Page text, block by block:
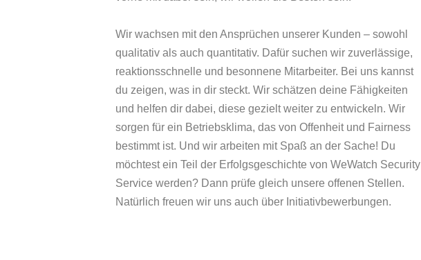
Wir wachsen mit den Ansprüchen unserer Kunden – sowohl
qualitativ als auch quantitativ. Dafür suchen wir zuverlässige,
reaktionsschnelle und besonnene Mitarbeiter. Bei uns kannst
du zeigen, was in dir steckt. Wir schätzen deine Fähigkeiten
und helfen dir dabei, diese gezielt weiter zu entwickeln. Wir
sorgen für ein Betriebsklima, das von Offenheit und Fairness
bestimmt ist. Und wir arbeiten mit Spaß an der Sache! Du
möchtest ein Teil der Erfolgsgeschichte von WeWatch Security
Service werden? Dann prüfe gleich unsere offenen Stellen.
Natürlich freuen wir uns auch über Initiativbewerbungen.